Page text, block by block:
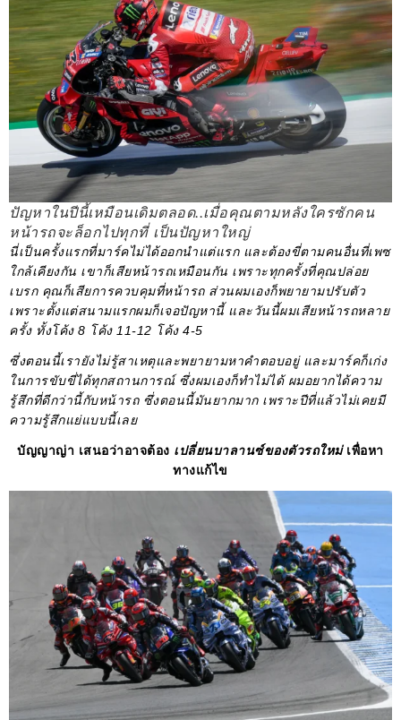
ปัญหาในปีนี้เหมือนเดิมตลอด..เมื่อคุณตามหลังใครซักคน
หน้ารถจะล็อกไปทุกที่ เป็นปัญหาใหญ่
นี่เป็นครั้งแรกที่มาร์คไม่ได้ออกนำแต่แรก และต้องขี่ตามคนอื่นที่เพซ
ใกล้เคียงกัน เขาก็เสียหน้ารถเหมือนกัน เพราะทุกครั้งที่คุณปล่อย
เบรก คุณก็เสียการควบคุมที่หน้ารถ ส่วนผมเองก็พยายามปรับตัว
เพราะตั้งแต่สนามแรกผมก็เจอปัญหานี้ และวันนี้ผมเสียหน้ารถหลาย
ครั้ง ทั้งโค้ง 8 โค้ง 11-12 โค้ง 4-5
ซึ่งตอนนี้เรายังไม่รู้สาเหตุและพยายามหาคำตอบอยู่ และมาร์คก็เก่ง
ในการขับขี่ได้ทุกสถานการณ์ ซึ่งผมเองก็ทำไม่ได้ ผมอยากได้ความ
รู้สึกที่ดีกว่านี้กับหน้ารถ ซึ่งตอนนี้มันยากมาก เพราะปีที่แล้วไม่เคยมี
ความรู้สึกแย่แบบนี้เลย
บัญญาญ่า เสนอว่าอาจต้อง เปลี่ยนบาลานซ์ของตัวรถใหม่ เพื่อหา
ทางแก้ไข